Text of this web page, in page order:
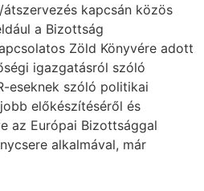
kapcsán közös
a Bizottság
Zöld Könyvére adott
igazgatásról szóló
eseknek szóló politikai
előkészítéséről és
az Európai Bizottsággal
alkalmával, már